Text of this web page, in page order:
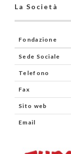
La Società
Fondazione
Sede Sociale
Telefono
Fax
Sito web
Email